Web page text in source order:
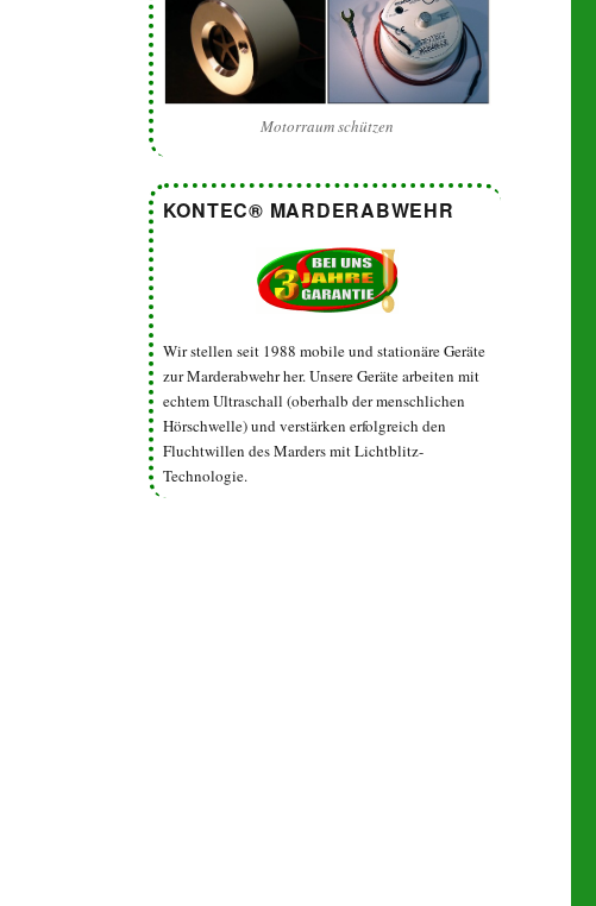
Motorraum schützen
KONTEC® MARDERABWEHR
Wir stellen seit 1988 mobile und stationäre Geräte
zur Marderabwehr her. Unsere Geräte arbeiten mit
echtem Ultraschall (oberhalb der menschlichen
Hörschwelle) und verstärken erfolgreich den
Fluchtwillen des Marders mit Lichtblitz-
Technologie.